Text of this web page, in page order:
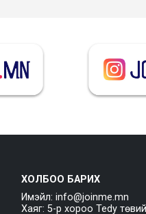
ХОЛБОО БАРИХ
Имэйл: info@joinme.mn
Хаяг: 5-р хороо Tedy